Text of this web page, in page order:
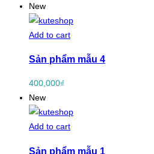
New
Add to cart
Sản phẩm mẫu 4
400,000₫
New
Add to cart
Sản phẩm mẫu 1